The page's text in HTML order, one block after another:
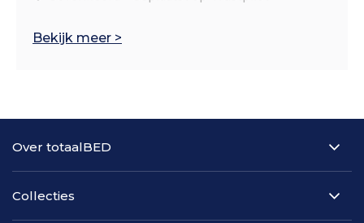
Bekijk meer >
Over totaalBED
Collecties